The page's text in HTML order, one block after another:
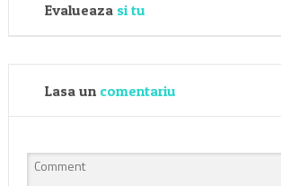
Evalueaza si tu
Lasa un comentariu